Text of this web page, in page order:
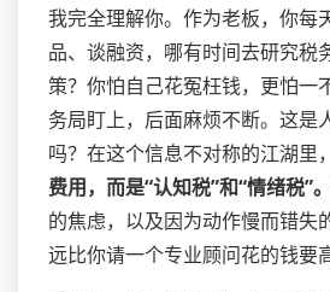
我完全理解你。作为老板，你每
品、谈融资，哪有时间去研究税
策？你怕自己花冤枉钱，更怕一
务局盯上，后面麻烦不断。这是
吗？在这个信息不对称的江湖里，
费用，而是“认知税”和“情绪税”。
的焦虑，以及因为动作慢而错失
远比你请一个专业顾问花的钱要